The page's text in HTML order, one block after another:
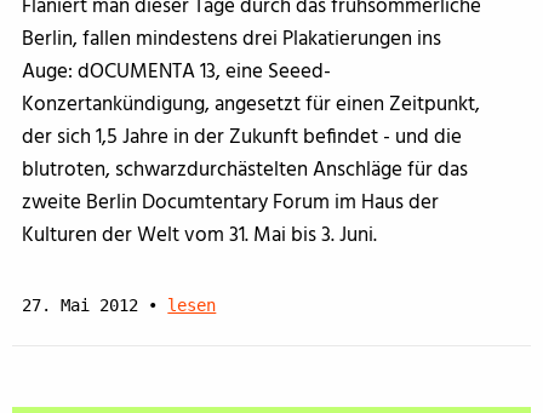
Berlin, fallen mindestens drei Plakatierungen ins
Auge: dOCUMENTA 13, eine Seeed-
Konzertankündigung, angesetzt für einen Zeitpunkt,
der sich 1,5 Jahre in der Zukunft befindet - und die
blutroten, schwarzdurchästelten Anschläge für das
zweite Berlin Documtentary Forum im Haus der
Kulturen der Welt vom 31. Mai bis 3. Juni.
27. Mai 2012 • lesen